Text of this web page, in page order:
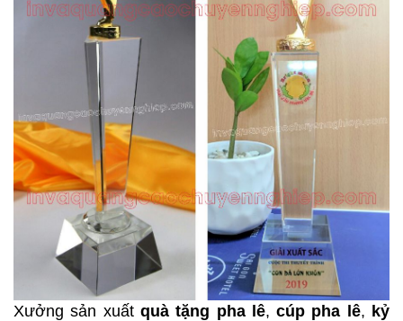
Xưởng sản xuất quà tặng pha lê,cúp pha lê, kỷ